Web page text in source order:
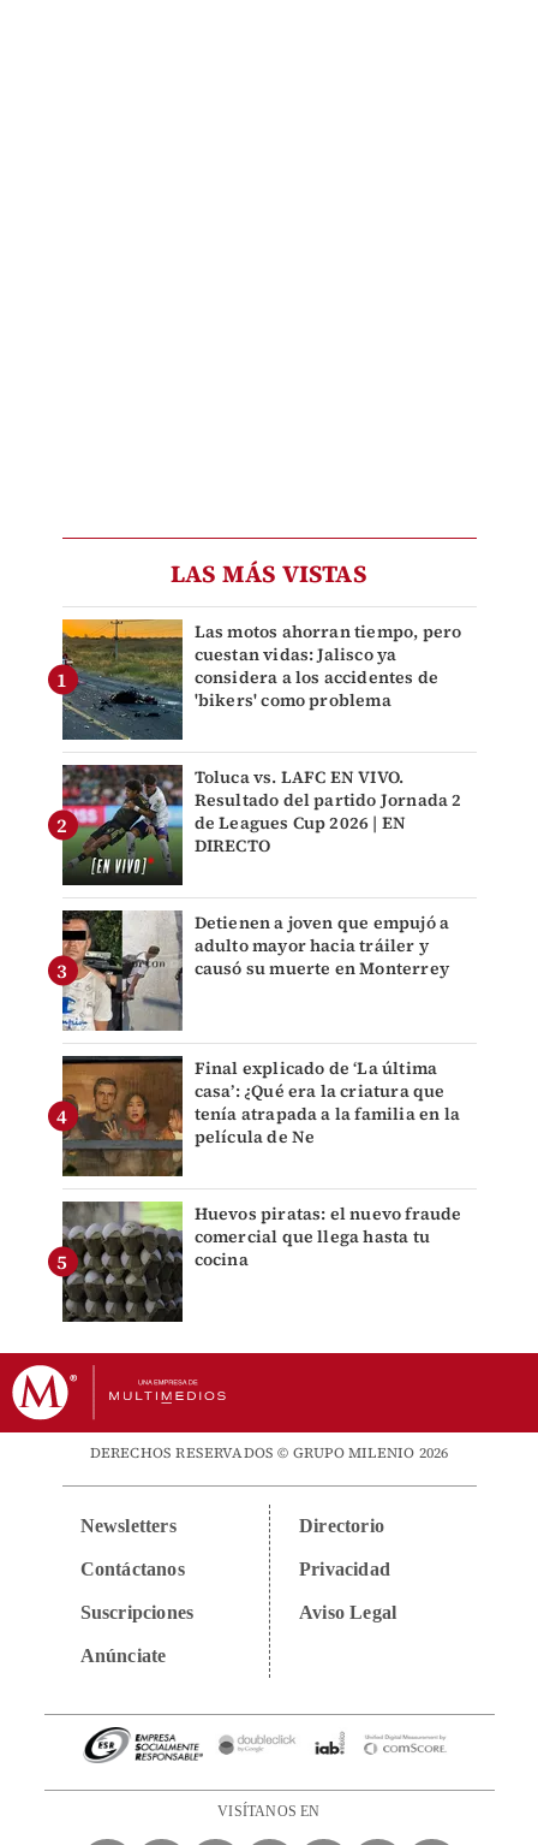
LAS MÁS VISTAS
Las motos ahorran tiempo, pero
cuestan vidas: Jalisco ya
considera a los accidentes de
'bikers' como problema
Toluca vs. LAFC EN VIVO.
Resultado del partido Jornada 2
de Leagues Cup 2026 | EN
DIRECTO
Detienen a joven que empujó a
adulto mayor hacia tráiler y
causó su muerte en Monterrey
Final explicado de ‘La última
casa’: ¿Qué era la criatura que
tenía atrapada a la familia en la
película de Ne
Huevos piratas: el nuevo fraude
comercial que llega hasta tu
cocina
DERECHOS RESERVADOS © GRUPO MILENIO 2026
Newsletters
Contáctanos
Suscripciones
Anúnciate
Directorio
Privacidad
Aviso Legal
VISÍTANOS EN